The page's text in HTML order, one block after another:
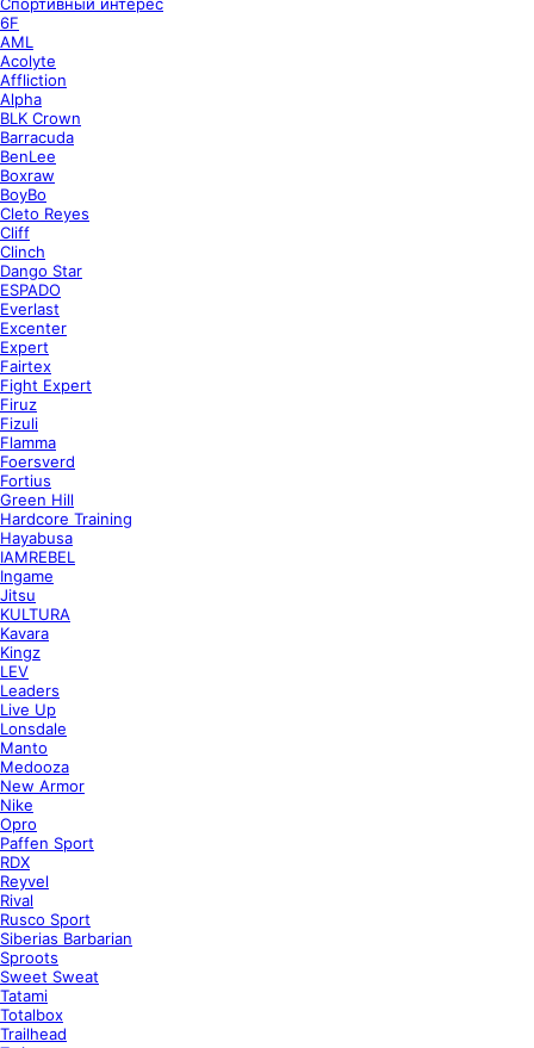
6F
AML
Acolyte
Affliction
Alpha
BLK Crown
Barracuda
BenLee
Boxraw
BoyBo
Cleto Reyes
Cliff
Clinch
Dango Star
ESPADO
Everlast
Excenter
Expert
Fairtex
Fight Expert
Firuz
Fizuli
Flamma
Foersverd
Fortius
Green Hill
Hardcore Training
Hayabusa
IAMREBEL
Ingame
Jitsu
KULTURA
Kavara
Kingz
LEV
Leaders
Live Up
Lonsdale
Manto
Medooza
New Armor
Nike
Opro
Paffen Sport
RDX
Reyvel
Rival
Rusco Sport
Siberias Barbarian
Sproots
Sweet Sweat
Tatami
Totalbox
Trailhead